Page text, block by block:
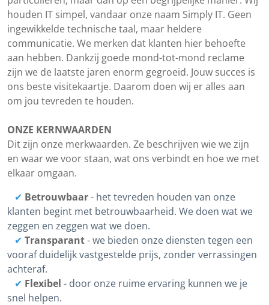
houden IT simpel, vandaar onze naam Simply IT. Geen
ingewikkelde technische taal, maar heldere
communicatie. We merken dat klanten hier behoefte
aan hebben. Dankzij goede mond-tot-mond reclame
zijn we de laatste jaren enorm gegroeid. Jouw succes is
ons beste visitekaartje. Daarom doen wij er alles aan
om jou tevreden te houden.
ONZE KERNWAARDEN
Dit zijn onze merkwaarden. Ze beschrijven wie we zijn
en waar we voor staan, wat ons verbindt en hoe we met
elkaar omgaan.
✔ Betrouwbaar- het tevreden houden van onze
klanten begint met betrouwbaarheid. We doen wat we
zeggen en zeggen wat we doen.
✔ Transparant-we bieden onze diensten tegen een
vooraf duidelijk vastgestelde prijs, zonder verrassingen
achteraf.
✔ Flexibel - door onze ruime ervaring kunnen we je
snel helpen.